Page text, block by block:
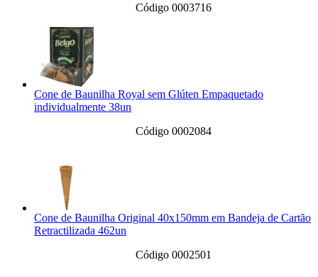
Código 0003716
Cone de Baunilha Royal sem Glúten Empaquetado
individualmente 38un
Código 0002084
Cone de Baunilha Original 40x150mm em Bandeja de Cartão
Retractilizada 462un
Código 0002501